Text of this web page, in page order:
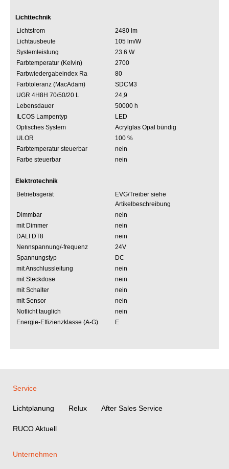
Lichttechnik
Lichtstrom
2480 lm
Lichtausbeute
105 lm/W
Systemleistung
23.6 W
Farbtemperatur (Kelvin)
2700
Farbwiedergabeindex Ra
80
Farbtoleranz (MacAdam)
SDCM3
UGR 4H8H 70/50/20 L
24,9
Lebensdauer
50000 h
ILCOS Lampentyp
LED
Optisches System
Acrylglas Opal bündig
ULOR
100 %
Farbtemperatur steuerbar
nein
Farbe steuerbar
nein
Elektrotechnik
Betriebsgerät
EVG/Treiber siehe
Artikelbeschreibung
Dimmbar
nein
mit Dimmer
nein
DALI DT8
nein
Nennspannung/-frequenz
24V
Spannungstyp
DC
mit Anschlussleitung
nein
mit Steckdose
nein
mit Schalter
nein
mit Sensor
nein
Notlicht tauglich
nein
Energie-Effizienzklasse (A-G)
E
Service
Lichtplanung Relux After Sales Service
RUCO Aktuell
Unternehmen